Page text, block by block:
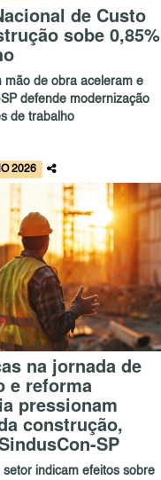
de Custo
sobe 0,85%
mão de obra aceleram e
defende modernização
de trabalho
2026
na jornada de
e reforma
pressionam
construção,
SP
setor indicam efeitos sobre